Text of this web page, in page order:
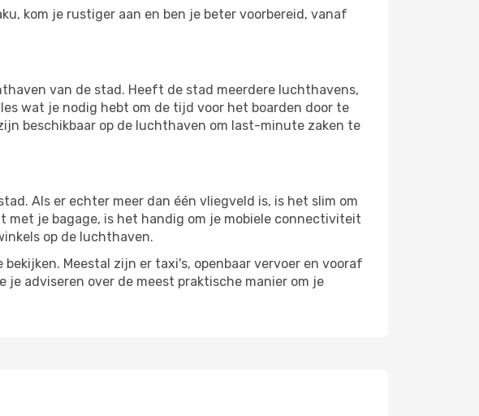
kom je rustiger aan en ben je beter voorbereid, vanaf
van de stad. Heeft de stad meerdere luchthavens,
wat je nodig hebt om de tijd voor het boarden door te
beschikbaar op de luchthaven om last-minute zaken te
Als er echter meer dan één vliegveld is, is het slim om
je bagage, is het handig om je mobiele connectiviteit
op de luchthaven.
Meestal zijn er taxi's, openbaar vervoer en vooraf
adviseren over de meest praktische manier om je